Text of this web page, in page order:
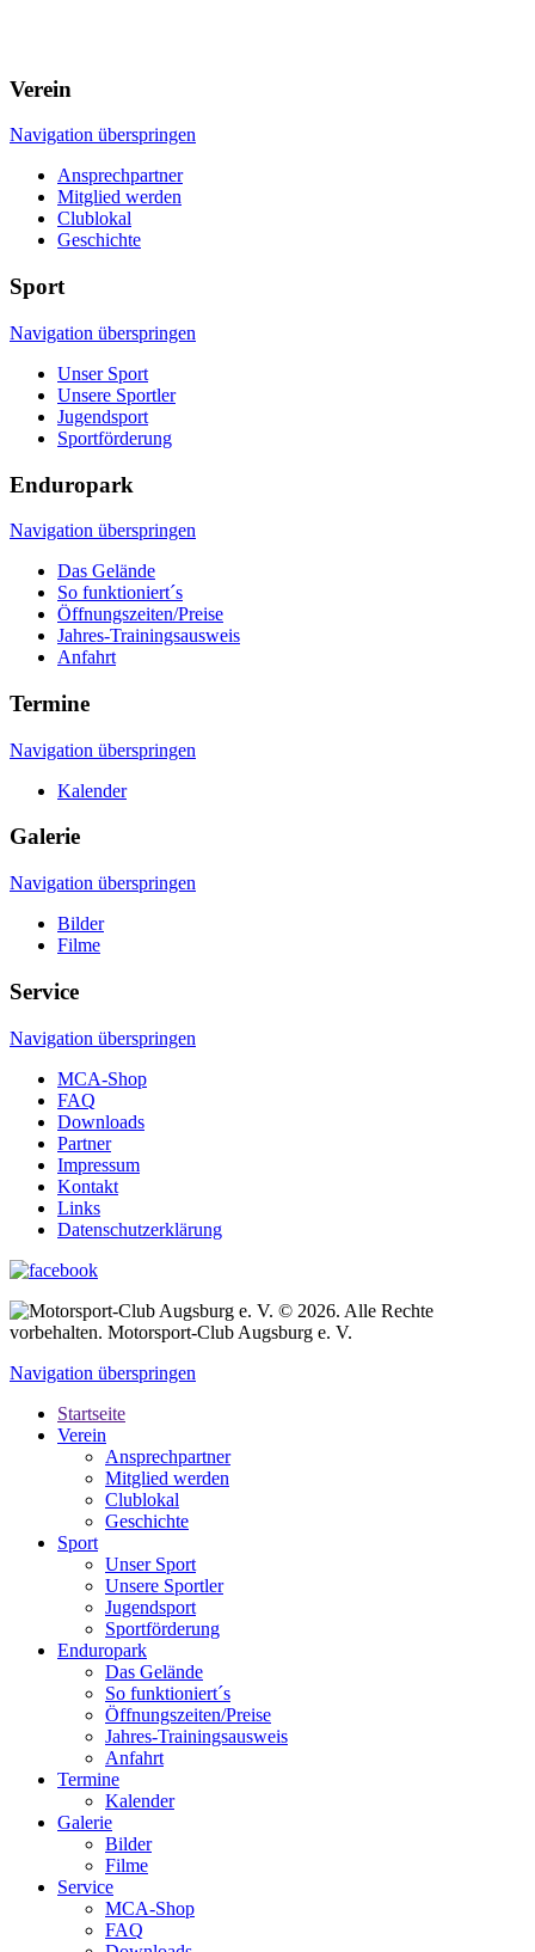
Verein
Navigation überspringen
Ansprechpartner
Mitglied werden
Clublokal
Geschichte
Sport
Navigation überspringen
Unser Sport
Unsere Sportler
Jugendsport
Sportförderung
Enduropark
Navigation überspringen
Das Gelände
So funktioniert´s
Öffnungszeiten/Preise
Jahres-Trainingsausweis
Anfahrt
Termine
Navigation überspringen
Kalender
Galerie
Navigation überspringen
Bilder
Filme
Service
Navigation überspringen
MCA-Shop
FAQ
Downloads
Partner
Impressum
Kontakt
Links
Datenschutzerklärung
© 2026. Alle Rechte
vorbehalten. Motorsport-Club Augsburg e. V.
Navigation überspringen
Startseite
Verein
Ansprechpartner
Mitglied werden
Clublokal
Geschichte
Sport
Unser Sport
Unsere Sportler
Jugendsport
Sportförderung
Enduropark
Das Gelände
So funktioniert´s
Öffnungszeiten/Preise
Jahres-Trainingsausweis
Anfahrt
Termine
Kalender
Galerie
Bilder
Filme
Service
MCA-Shop
FAQ